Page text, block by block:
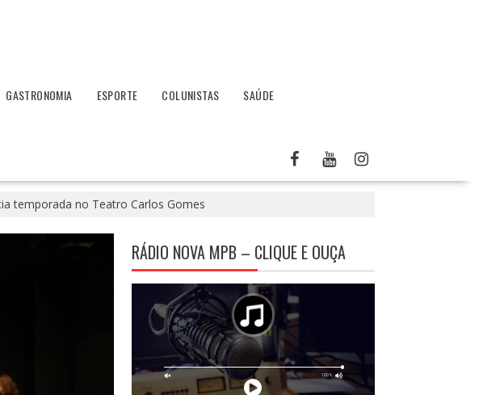
GASTRONOMIA ESPORTE COLUNISTAS
SAÚDE
temporada no Teatro Carlos Gomes
RÁDIO NOVA MPB – CLIQUE E OUÇA